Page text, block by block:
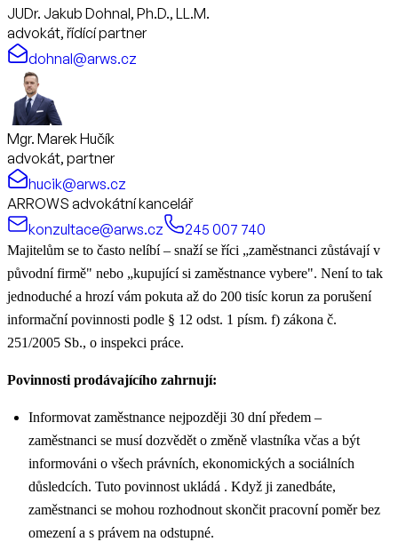
JUDr. Jakub Dohnal, Ph.D., LL.M.
advokát, řídící partner
dohnal@arws.cz
Mgr. Marek Hučík
advokát, partner
hucik@arws.cz
ARROWS advokátní kancelář
konzultace@arws.cz
245 007 740
Majitelům se to často nelíbí – snaží se říci „zaměstnanci zůstávají v
původní firmě" nebo „kupující si zaměstnance vybere". Není to tak
jednoduché a hrozí vám pokuta až do 200 tisíc korun za porušení
informační povinnosti podle § 12 odst. 1 písm. f) zákona č.
251/2005 Sb., o inspekci práce.
Povinnosti prodávajícího zahrnují:
Informovat zaměstnance nejpozději 30 dní předem –
zaměstnanci se musí dozvědět o změně vlastníka včas a být
informováni o všech právních, ekonomických a sociálních
důsledcích. Tuto povinnost ukládá . Když ji zanedbáte,
zaměstnanci se mohou rozhodnout skončit pracovní poměr bez
omezení a s právem na odstupné.